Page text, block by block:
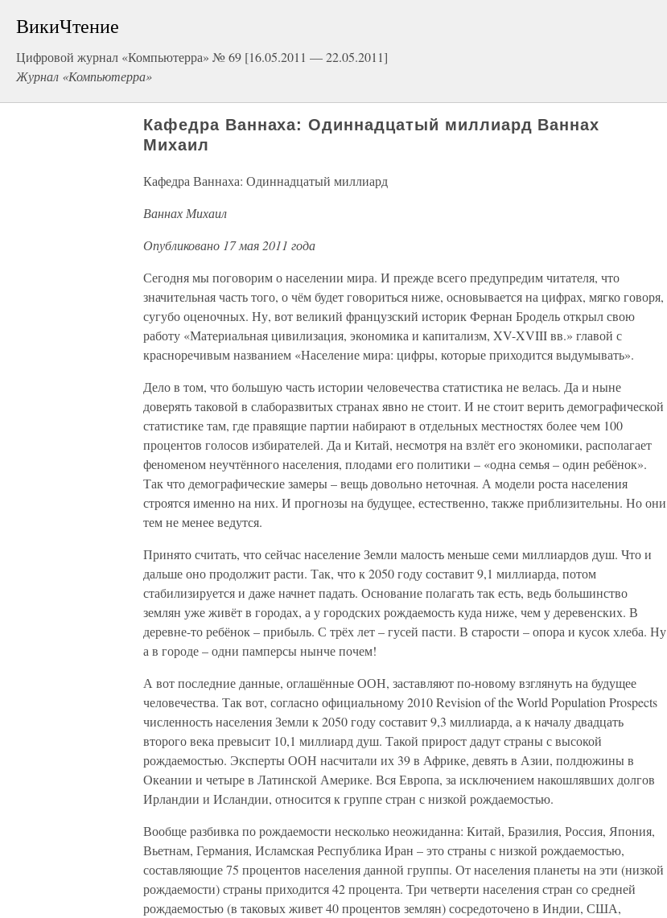
ВикиЧтение
Цифровой журнал «Компьютерра» № 69 [16.05.2011 — 22.05.2011]
Журнал «Компьютерра»
Кафедра Ваннаха: Одиннадцатый миллиард Ваннах
Михаил
Кафедра Ваннаха: Одиннадцатый миллиард
Ваннах Михаил
Опубликовано 17 мая 2011 года
Сегодня мы поговорим о населении мира. И прежде всего предупредим читателя, что
значительная часть того, о чём будет говориться ниже, основывается на цифрах, мягко говоря,
сугубо оценочных. Ну, вот великий французский историк Фернан Бродель открыл свою
работу «Материальная цивилизация, экономика и капитализм, XV-XVIII вв.» главой с
красноречивым названием «Население мира: цифры, которые приходится выдумывать».
Дело в том, что большую часть истории человечества статистика не велась. Да и ныне
доверять таковой в слаборазвитых странах явно не стоит. И не стоит верить демографической
статистике там, где правящие партии набирают в отдельных местностях более чем 100
процентов голосов избирателей. Да и Китай, несмотря на взлёт его экономики, располагает
феноменом неучтённого населения, плодами его политики – «одна семья – один ребёнок».
Так что демографические замеры – вещь довольно неточная. А модели роста населения
строятся именно на них. И прогнозы на будущее, естественно, также приблизительны. Но они
тем не менее ведутся.
Принято считать, что сейчас население Земли малость меньше семи миллиардов душ. Что и
дальше оно продолжит расти. Так, что к 2050 году составит 9,1 миллиарда, потом
стабилизируется и даже начнет падать. Основание полагать так есть, ведь большинство
землян уже живёт в городах, а у городских рождаемость куда ниже, чем у деревенских. В
деревне-то ребёнок – прибыль. С трёх лет – гусей пасти. В старости – опора и кусок хлеба. Ну
а в городе – одни памперсы нынче почем!
А вот последние данные, оглашённые ООН, заставляют по-новому взглянуть на будущее
человечества. Так вот, согласно официальному 2010 Revision of the World Population Prospects
численность населения Земли к 2050 году составит 9,3 миллиарда, а к началу двадцать
второго века превысит 10,1 миллиард душ. Такой прирост дадут страны с высокой
рождаемостью. Эксперты ООН насчитали их 39 в Африке, девять в Азии, полдюжины в
Океании и четыре в Латинской Америке. Вся Европа, за исключением накошлявших долгов
Ирландии и Исландии, относится к группе стран с низкой рождаемостью.
Вообще разбивка по рождаемости несколько неожиданна: Китай, Бразилия, Россия, Япония,
Вьетнам, Германия, Исламская Республика Иран – это страны с низкой рождаемостью,
составляющие 75 процентов населения данной группы. От населения планеты на эти (низкой
рождаемости) страны приходится 42 процента. Три четверти населения стран со средней
рождаемостью (в таковых живет 40 процентов землян) сосредоточено в Индии, США,